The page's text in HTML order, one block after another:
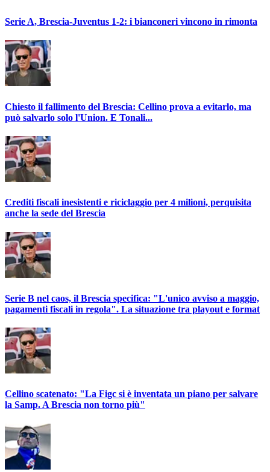
Serie A, Brescia-Juventus 1-2: i bianconeri vincono in rimonta
Chiesto il fallimento del Brescia: Cellino prova a evitarlo, ma
può salvarlo solo l'Union. E Tonali...
Crediti fiscali inesistenti e riciclaggio per 4 milioni, perquisita
anche la sede del Brescia
Serie B nel caos, il Brescia specifica: "L'unico avviso a maggio,
pagamenti fiscali in regola". La situazione tra playout e format
Cellino scatenato: "La Figc si è inventata un piano per salvare
la Samp. A Brescia non torno più"